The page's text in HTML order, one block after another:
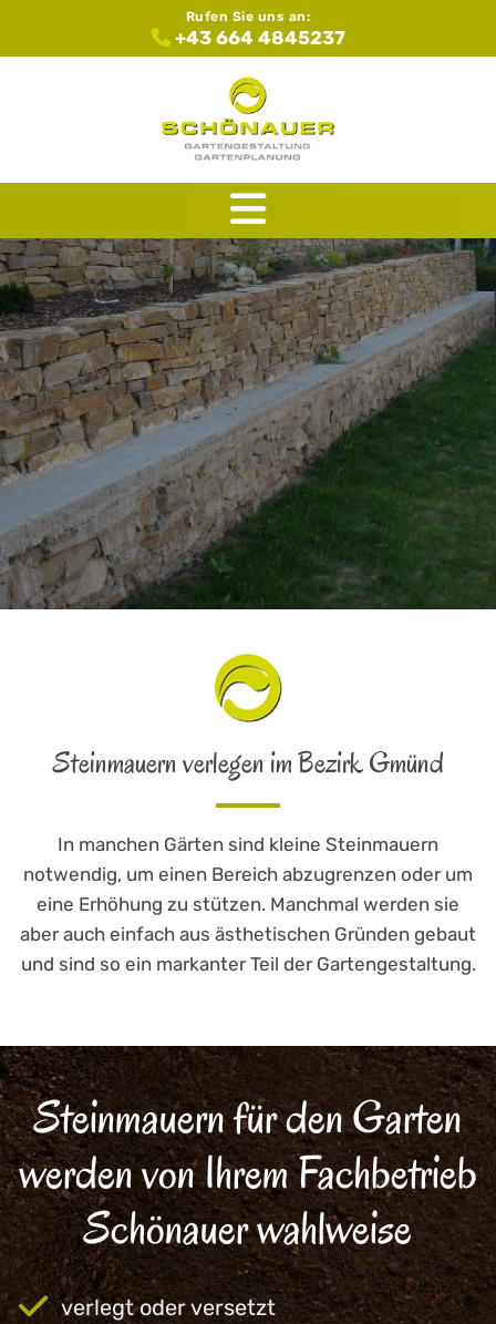
Rufen Sie uns an:
 +43 664 4845237
Steinmauern verlegen im Bezirk Gmünd
In manchen Gärten sind kleine Steinmauern
notwendig, um einen Bereich abzugrenzen oder um
eine Erhöhung zu stützen. Manchmal werden sie
aber auch einfach aus ästhetischen Gründen gebaut
und sind so ein markanter Teil der Gartengestaltung.
Steinmauern für den Garten
werden von Ihrem Fachbetrieb
Schönauer wahlweise
verlegt oder versetzt